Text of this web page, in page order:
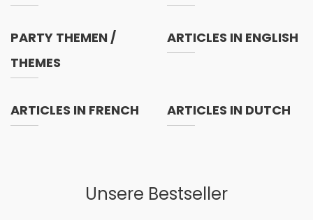
PARTY THEMEN /
THEMES
ARTICLES IN ENGLISH
ARTICLES IN FRENCH ARTICLES IN DUTCH
Unsere Bestseller